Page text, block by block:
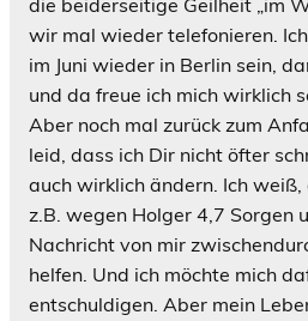
wir mal wieder telefonieren.
im Juni wieder in Berlin sein,
und da freue ich mich wirklich
Aber noch mal zurück zum
leid, dass ich Dir nicht öfter
auch wirklich ändern. Ich
z.B. wegen Holger 4,7 Sorgen
Nachricht von mir
helfen. Und ich möchte mich
entschuldigen. Aber mein